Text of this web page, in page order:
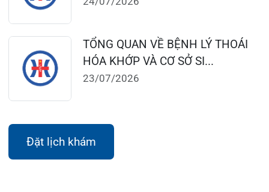
Hải Phòng và khu vực vùng duyên hải Bắc
bộ, quy mô 500 giường bệnh nội trú.
Gọi Tổng đài 0225-3955 888
Tra cứu kết quả xét nghiệm